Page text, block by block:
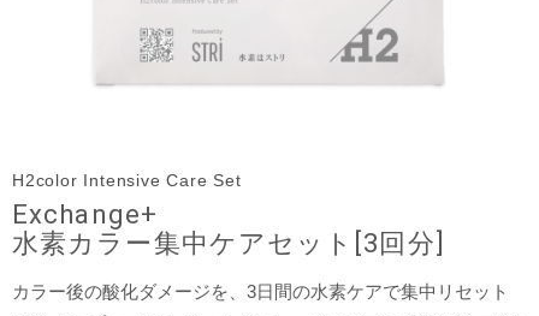
H2color Intensive Care Set
Exchange+
水素カラー集中ケアセット[3回分]
カラー後の酸化ダメージを、3日間の水素ケアで集中リセット